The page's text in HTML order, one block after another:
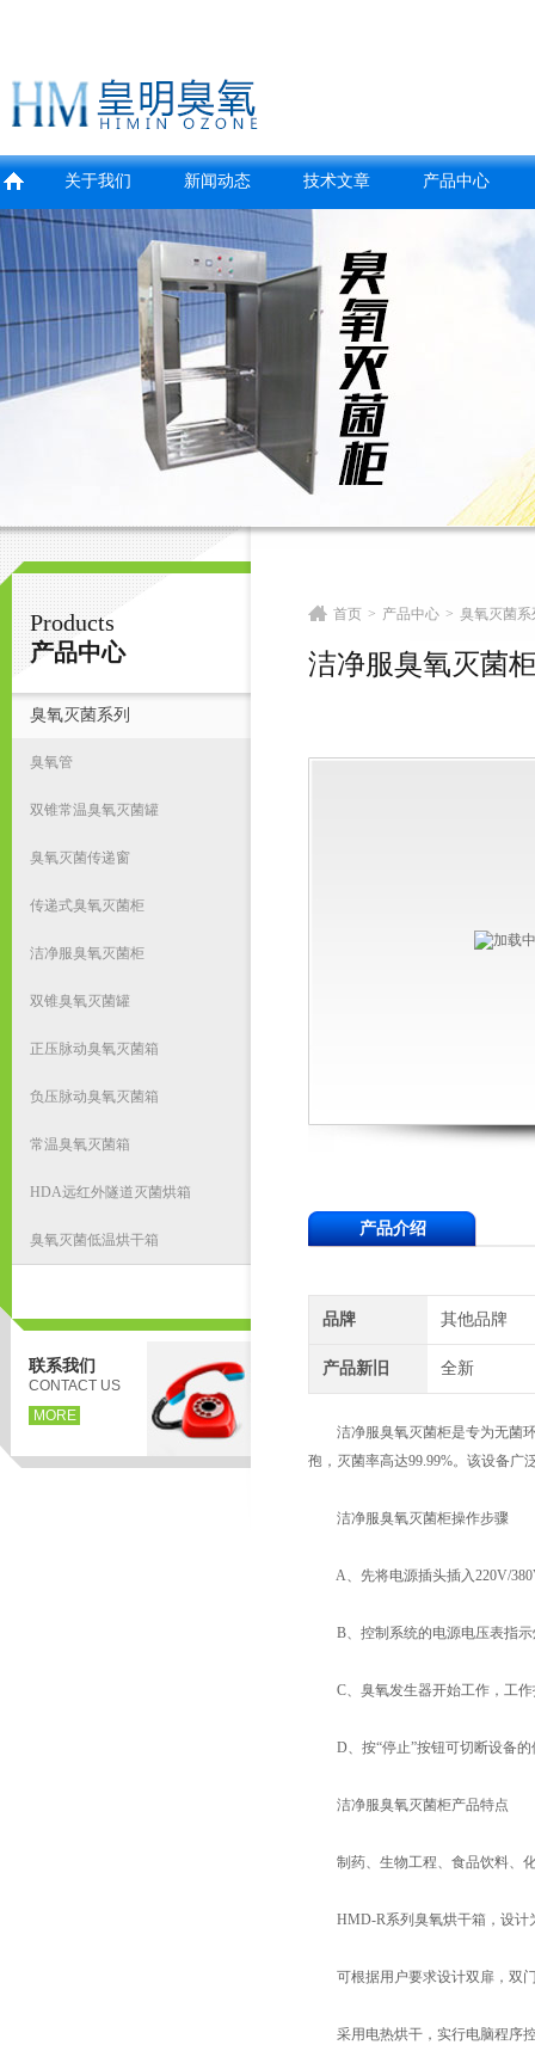
南京皇明臭氧机电设备厂
关于我们 新闻动态 技术文章 产品中心
Products
产品中心
臭氧灭菌系列
臭氧管
双锥常温臭氧灭菌罐
臭氧灭菌传递窗
传递式臭氧灭菌柜
洁净服臭氧灭菌柜
双锥臭氧灭菌罐
正压脉动臭氧灭菌箱
负压脉动臭氧灭菌箱
常温臭氧灭菌箱
HDA远红外隧道灭菌烘箱
臭氧灭菌低温烘干箱
联系我们
CONTACT US
MORE
首页 > 产品中心 > 臭氧灭菌系
洁净服臭氧灭菌
产品介绍
品牌 其他品牌
产品新旧 全新
洁净服臭氧灭菌柜​​是专为无菌环
孢，灭菌率高达99.99%。该设备
洁净服臭氧灭菌柜操作步骤
A、先将电源插头插入220V/
B、控制系统的电源电压表指示
C、臭氧发生器开始工作，工作
D、按“停止”按钮可切断设备的
洁净服臭氧灭菌柜产品特点
制药、生物工程、食品饮料、化
HMD-R系列臭氧烘干箱，设计
可根据用户要求设计双扉，双
采用电热烘干，实行电脑程序控